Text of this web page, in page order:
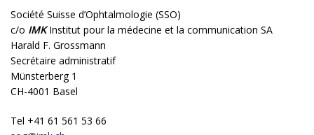
Société Suisse d’Ophtalmologie (SSO)
c/o IMKInstitut pour la médecine et la communication SA
Harald F. Grossmann
Secrétaire administratif
Münsterberg 1
CH-4001 Basel
Tel +41 61 561 53 66